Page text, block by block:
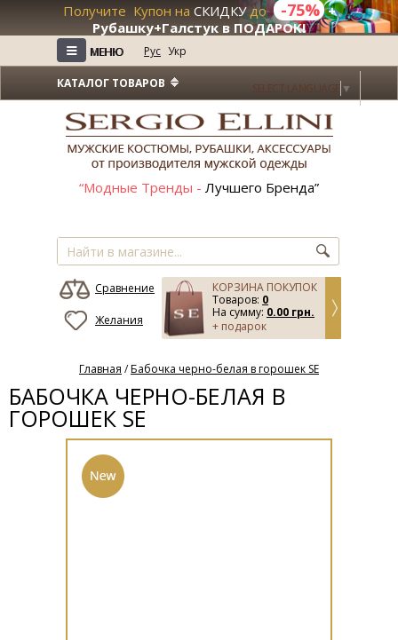
Получите Купон на СКИДКУдо -75% +
Рубашку+Галстук в ПОДАРОК!
≡ МЕНЮ Рус Укр
SELECT LANGUAGE ▼
КАТАЛОГ ТОВАРОВ
“Модные Тренды - Лучшего Бренда”
КОРЗИНА ПОКУПОК
Товаров: 0
На сумму: 0.00 грн.
+ подарок
Сравнение
Желания
Главная /Бабочка черно-белая в горошек SE
БАБОЧКА ЧЕРНО-БЕЛАЯ В
ГОРОШЕК SE
≡ МЕНЮ